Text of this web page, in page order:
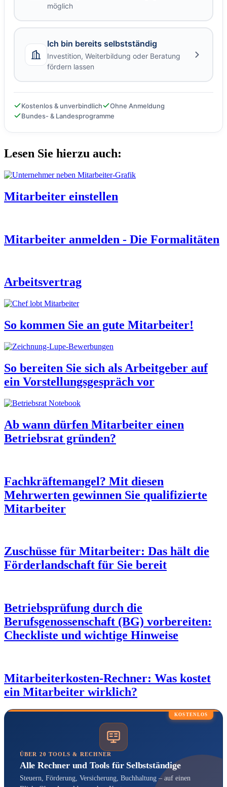
möglich
Ich bin bereits selbstständig
Investition, Weiterbildung oder Beratung
fördern lassen
Kostenlos & unverbindlich
Ohne Anmeldung
Bundes- & Landesprogramme
Lesen Sie hierzu auch:
Mitarbeiter einstellen
Mitarbeiter anmelden - Die Formalitäten
Arbeitsvertrag
So kommen Sie an gute Mitarbeiter!
So bereiten Sie sich als Arbeitgeber auf
ein Vorstellungsgespräch vor
Ab wann dürfen Mitarbeiter einen
Betriebsrat gründen?
Fachkräftemangel? Mit diesen
Mehrwerten gewinnen Sie qualifizierte
Mitarbeiter
Zuschüsse für Mitarbeiter: Das hält die
Förderlandschaft für Sie bereit
Betriebsprüfung durch die
Berufsgenossenschaft (BG) vorbereiten:
Checkliste und wichtige Hinweise
Mitarbeiterkosten-Rechner: Was kostet
ein Mitarbeiter wirklich?
KOSTENLOS
ÜBER 20 TOOLS & RECHNER
Alle Rechner und Tools für Selbstständige
Steuern, Förderung, Versicherung, Buchhaltung – auf einen